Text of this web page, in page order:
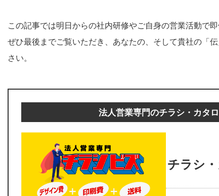
この記事では明日からの社内研修やご自身の営業活動で
ぜひ最後までご覧いただき、あなたの、そして貴社の「
さい。
法人営業専門のチラシ・カタ
チラシ